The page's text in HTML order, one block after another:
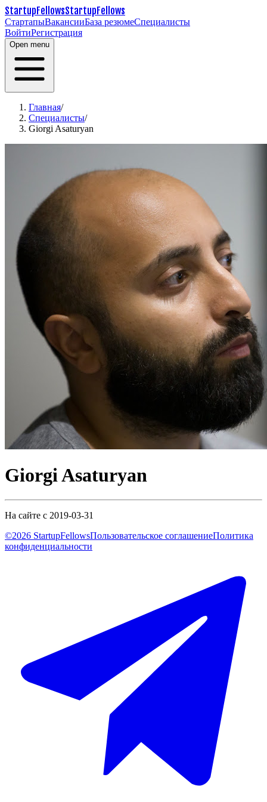
StartupFellowsStartupFellows
СтартапыВакансииБаза резюмеСпециалисты
ВойтиРегистрация
Open menu
Главная/
Специалисты/
Giorgi Asaturyan
Giorgi Asaturyan
На сайте с 2019-03-31
©2026 StartupFellowsПользовательское соглашениеПолитика
конфиденциальности